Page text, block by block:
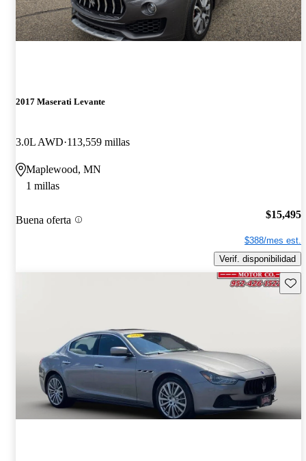
2017 Maserati Levante
3.0L AWD 113,559 millas
Maplewood, MN
1 millas
Buena oferta $15,495
$388/mes est.
Verif. disponibilidad